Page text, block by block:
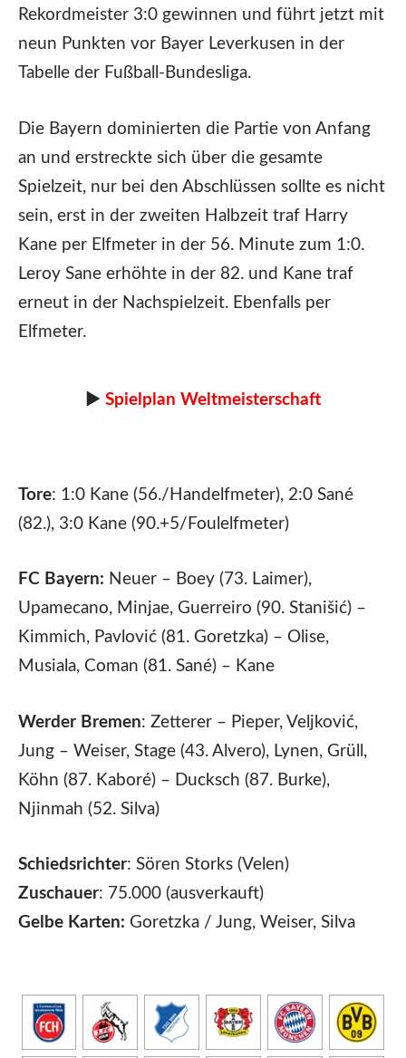
Rekordmeister 3:0 gewinnen und führt jetzt mit
neun Punkten vor Bayer Leverkusen in der
Tabelle der Fußball-Bundesliga.
Die Bayern dominierten die Partie von Anfang
an und erstreckte sich über die gesamte
Spielzeit, nur bei den Abschlüssen sollte es nicht
sein, erst in der zweiten Halbzeit traf Harry
Kane per Elfmeter in der 56. Minute zum 1:0.
Leroy Sane erhöhte in der 82. und Kane traf
erneut in der Nachspielzeit. Ebenfalls per
Elfmeter.
► Spielplan Weltmeisterschaft
Tore: 1:0 Kane (56./Handelfmeter), 2:0 Sané
(82.), 3:0 Kane (90.+5/Foulelfmeter)
FC Bayern: Neuer – Boey (73. Laimer),
Upamecano, Minjae, Guerreiro (90. Stanišić) –
Kimmich, Pavlović (81. Goretzka) – Olise,
Musiala, Coman (81. Sané) – Kane
Werder Bremen: Zetterer – Pieper, Veljković,
Jung – Weiser, Stage (43. Alvero), Lynen, Grüll,
Köhn (87. Kaboré) – Ducksch (87. Burke),
Njinmah (52. Silva)
Schiedsrichter: Sören Storks (Velen)
Zuschauer: 75.000 (ausverkauft)
Gelbe Karten: Goretzka / Jung, Weiser, Silva